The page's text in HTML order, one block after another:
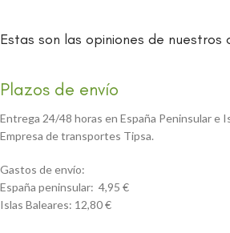
Estas son las opiniones de nuestros
Plazos de envío
Entrega 24/48 horas en España Peninsular e
Empresa de transportes Tipsa.
Gastos de envío:
España peninsular: 4,95 €
Islas Baleares: 12,80 €